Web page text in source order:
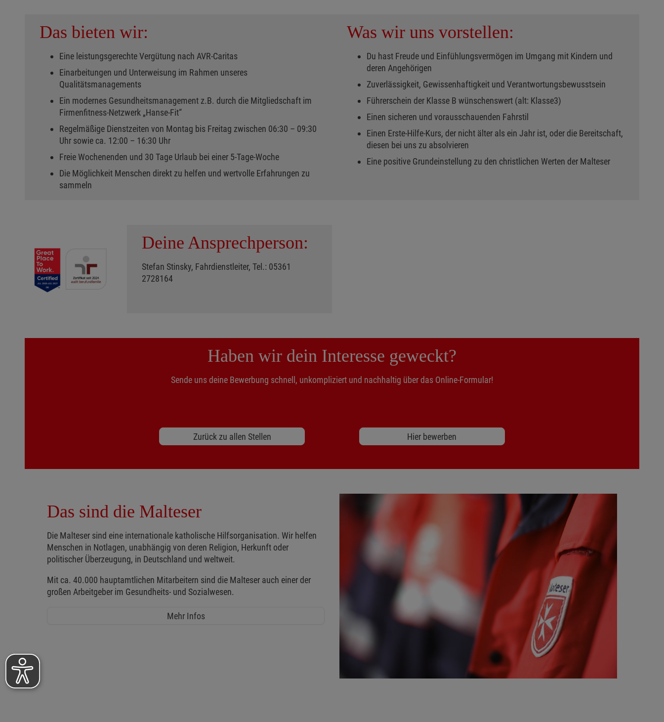
Das bieten wir:
Eine leistungsgerechte Vergütung nach AVR-Caritas
Einarbeitungen und Unterweisung im Rahmen unseres
Qualitätsmanagements
Ein modernes Gesundheitsmanagement z.B. durch die Mitgliedschaft im
Firmenfitness-Netzwerk „Hanse-Fit“
Regelmäßige Dienstzeiten von Montag bis Freitag zwischen 06:30 – 09:30
Uhr sowie ca. 12:00 – 16:30 Uhr
Freie Wochenenden und 30 Tage Urlaub bei einer 5-Tage-Woche
Die Möglichkeit Menschen direkt zu helfen und wertvolle Erfahrungen zu
sammeln
Was wir uns vorstellen:
Du hast Freude und Einfühlungsvermögen im Umgang mit Kindern und
deren Angehörigen
Zuverlässigkeit, Gewissenhaftigkeit und Verantwortungsbewusstsein
Führerschein der Klasse B wünschenswert (alt: Klasse3)
Einen sicheren und vorausschauenden Fahrstil
Einen Erste-Hilfe-Kurs, der nicht älter als ein Jahr ist, oder die Bereitschaft,
diesen bei uns zu absolvieren
Eine positive Grundeinstellung zu den christlichen Werten der Malteser
Deine Ansprechperson:
Stefan Stinsky, Fahrdienstleiter, Tel.: 05361
2728164
Haben wir dein Interesse geweckt?
Sende uns deine Bewerbung schnell, unkompliziert und nachhaltig über das Online-Formular!
Zurück zu allen Stellen Hier bewerben
Das sind die Malteser
Die Malteser sind eine internationale katholische Hilfsorganisation. Wir helfen
Menschen in Notlagen, unabhängig von deren Religion, Herkunft oder
politischer Überzeugung, in Deutschland und weltweit.
Mit ca. 40.000 hauptamtlichen Mitarbeitern sind die Malteser auch einer der
großen Arbeitgeber im Gesundheits- und Sozialwesen.
Mehr Infos